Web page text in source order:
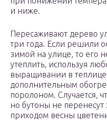
и ниже.
Пересаживают дерево
три года. Если решили
зимой на улице, то его
утеплить, используя
выращивании в теплице
дополнительным
поролоном. Случается,
но бутоны не перенесут
приходом весны